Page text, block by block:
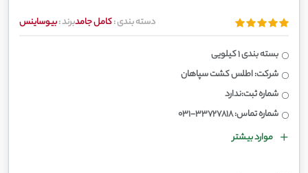
دسته بندی :کامل جامدبرند :بیوساینس
بسته بندی 1 کیلویی
شرکت: اطلس کشت سپاهان
شماره ثبت:ندارد
شماره تماس: 33727818-031
موارد بیشتر